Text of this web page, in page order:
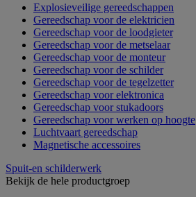
Explosieveilige gereedschappen
Gereedschap voor de elektricien
Gereedschap voor de loodgieter
Gereedschap voor de metselaar
Gereedschap voor de monteur
Gereedschap voor de schilder
Gereedschap voor de tegelzetter
Gereedschap voor elektronica
Gereedschap voor stukadoors
Gereedschap voor werken op hoogte
Luchtvaart gereedschap
Magnetische accessoires
Spuit-en schilderwerk
Bekijk de hele productgroep